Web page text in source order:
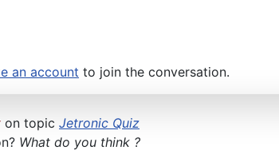
an account to join the conversation.
on topic Jetronic Quiz
What do you think ?